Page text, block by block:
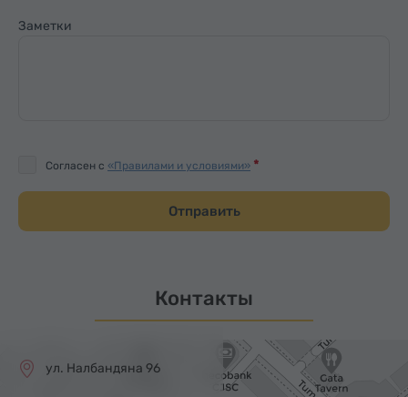
Заметки
Согласен с «Правилами и условиями»
Отправить
Контакты
ул. Налбандяна 96